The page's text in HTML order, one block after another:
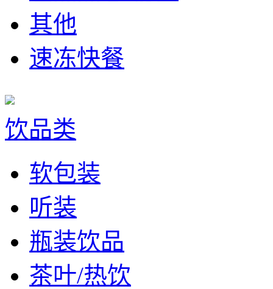
其他
速冻快餐
饮品类
软包装
听装
瓶装饮品
茶叶/热饮